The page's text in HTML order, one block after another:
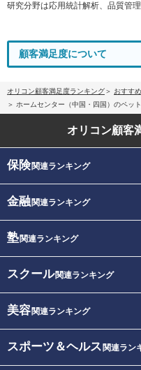
研究分野は応用統計解析、品質管理
顧客満足度について
オリコン顧客満足度ランキング
おすす
ホームセンター（中国・四国）のペッ
オリコン顧客
保険関連ランキング
金融関連ランキング
塾関連ランキング
スクール関連ランキング
美容関連ランキング
スポーツ＆ヘルス 関連ラン